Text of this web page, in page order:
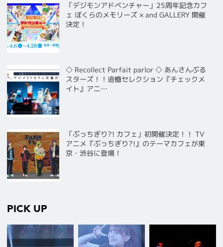
「デジモンアドベンチャー」25周年記念カフ
ェ ぼくらのメモリーズ × and GALLERY 開催
決定！
◇ Recollect Parfait parlor ◇ あんさんぶる
スターズ！！追憶セレクション『チェックメ
イト』アニ…
「ぶっちぎり?! カフェ」初開催決定！！ TV
アニメ『ぶっちぎり?!』のテーマカフェが東
京・渋谷に登場！
PICK UP